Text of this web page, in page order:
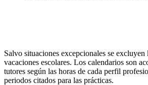
Salvo situaciones excepcionales se excluyen
vacaciones escolares. Los calendarios son
tutores según las horas de cada perfil
periodos citados para las prácticas.